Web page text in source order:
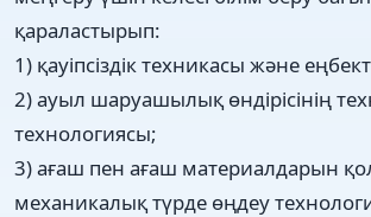
қараластырып:
1) қауіпсіздік техникасы және
2) ауыл шаруашылық өндірісінің
технологиясы;
3) ағаш пен ағаш материалдарын
механикалық түрде өңдеу